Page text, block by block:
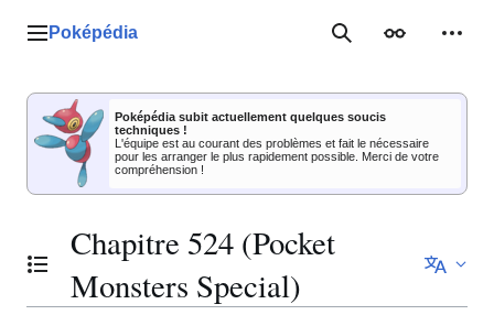
Menu principal
Poképédia RechercherApparence
Poképédia subit actuellement quelques soucis
techniques !
L'équipe est au courant des problèmes et fait le nécessaire
pour les arranger le plus rapidement possible. Merci de votre
compréhension !
Basculer la table des matières
Chapitre 524 (Pocket
Monsters Special)